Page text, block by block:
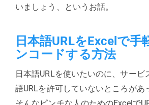
いましょう、というお話。
日本語URLをExcelで手
ンコードする方法
日本語URLを使いたいのに、サービ
語URLを許可していないところが